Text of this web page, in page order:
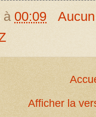
à 00:09
Afficher la